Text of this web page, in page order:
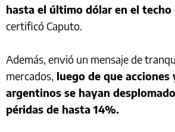
hasta el último dólar en el techo
certificó Caputo.
Además, envió un mensaje de
mercados, luego de que acciones
argentinos se hayan
péridas de hasta 14%.